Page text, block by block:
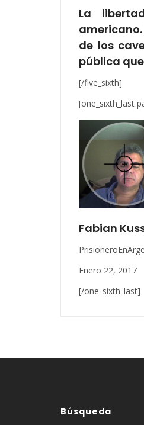
La
de los
pública
[/five_sixth]
[one_sixth_last
Fabian
Enero 22, 2017
[/one_sixth_last]
Búsqueda